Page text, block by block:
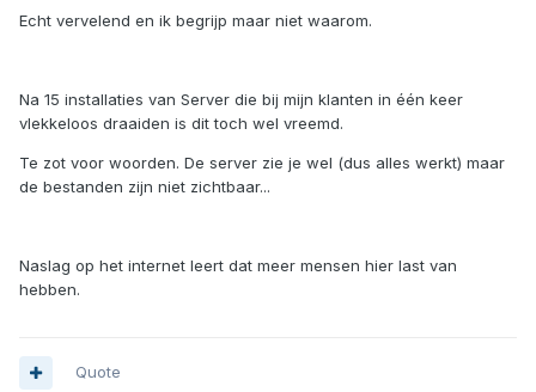
Echt vervelend en ik begrijp maar niet waarom.
Na 15 installaties van Server die bij mijn klanten in één keer
vlekkeloos draaiden is dit toch wel vreemd.
Te zot voor woorden. De server zie je wel (dus alles werkt) maar
de bestanden zijn niet zichtbaar...
Naslag op het internet leert dat meer mensen hier last van
hebben.
Quote